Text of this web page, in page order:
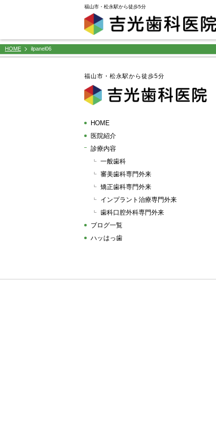
福山市・松永駅から徒歩5分
HOME ilpanel06
福山市・松永駅から徒歩5分
HOME
医院紹介
診療内容
一般歯科
審美歯科専門外来
矯正歯科専門外来
インプラント治療専門外来
歯科口腔外科専門外来
ブログ一覧
ハッはっ歯